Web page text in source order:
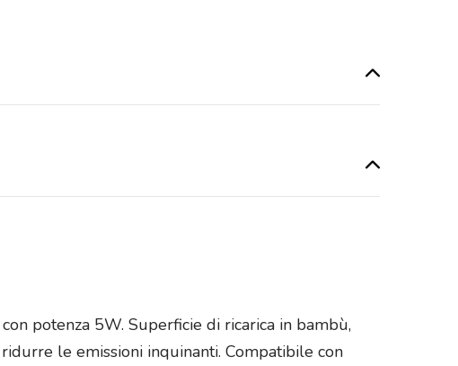
potenza 5W. Superficie di ricarica in bambù,
le emissioni inquinanti. Compatibile con